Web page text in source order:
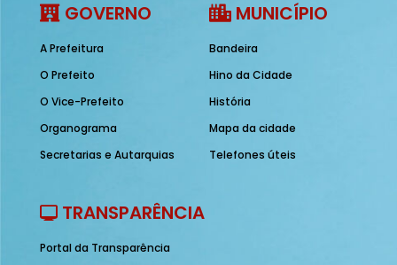
GOVERNO
A Prefeitura
O Prefeito
O Vice-Prefeito
Organograma
Secretarias e Autarquias
MUNICÍPIO
Bandeira
Hino da Cidade
História
Mapa da cidade
Telefones úteis
TRANSPARÊNCIA
Portal da Transparência